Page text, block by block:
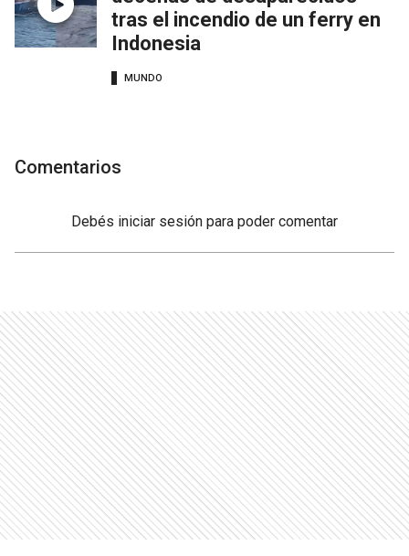
tras el incendio de un ferry en
Indonesia
MUNDO
Comentarios
Debés iniciar sesión para poder comentar